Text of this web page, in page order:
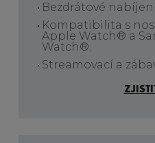
Bezdrátové
Kompatibilita s
Apple Watch® a
Watch®.
Streamovací a